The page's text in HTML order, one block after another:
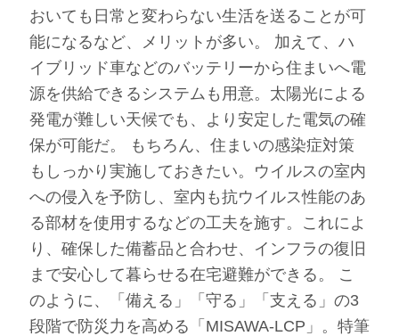
おいても日常と変わらない生活を送ることが可
能になるなど、メリットが多い。 加えて、ハ
イブリッド車などのバッテリーから住まいへ電
源を供給できるシステムも用意。太陽光による
発電が難しい天候でも、より安定した電気の確
保が可能だ。 もちろん、住まいの感染症対策
もしっかり実施しておきたい。ウイルスの室内
への侵入を予防し、室内も抗ウイルス性能のあ
る部材を使用するなどの工夫を施す。これによ
り、確保した備蓄品と合わせ、インフラの復旧
まで安心して暮らせる在宅避難ができる。 こ
のように、「備える」「守る」「支える」の3
段階で防災力を高める「MISAWA-LCP」。特筆